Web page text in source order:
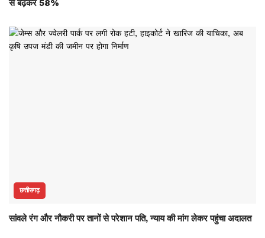
से बढ़कर 58%
छत्तीसगढ़
सांवले रंग और नौकरी पर तानों से परेशान पति, न्याय की मांग लेकर पहुंचा अदालत